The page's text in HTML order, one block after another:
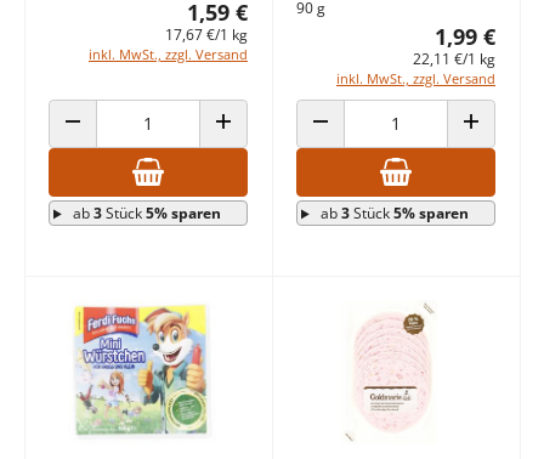
1,59 €
17,67 €/1 kg
inkl. MwSt., zzgl. Versand
ANZAHL VERRINGERN ANZAHL ERHÖHEN
ab3Stück5% sparen
90 g
1,99 €
22,11 €/1 kg
inkl. MwSt., zzgl. Versand
ANZAHL VERRINGERN ANZAHL
ab3Stück5% sparen